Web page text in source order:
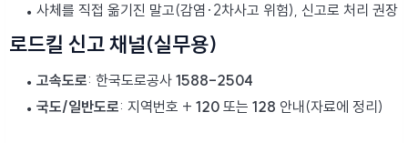
사체를 직접 옮기진 말고(감염·2차사고 위험), 신고로 처리 권장
로드킬 신고 채널(실무용)
고속도로: 한국도로공사 1588-2504
국도/일반도로: 지역번호 + 120 또는 128 안내(자료에 정리)